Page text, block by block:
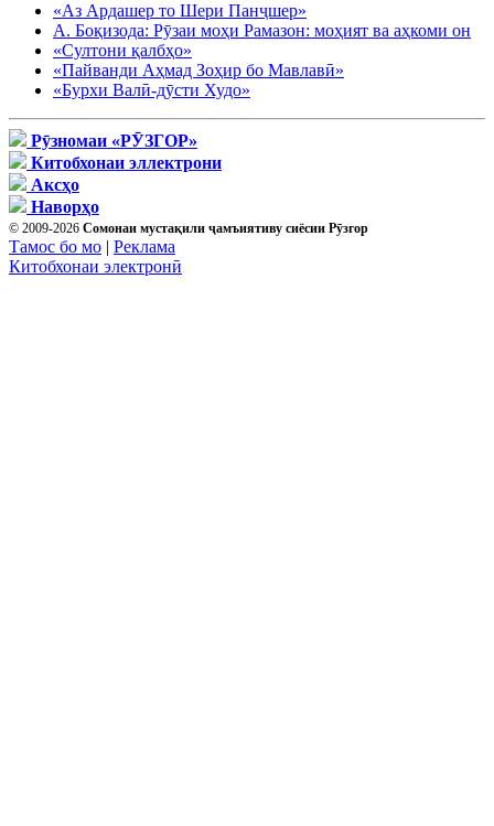
«Аз Ардашер то Шери Панҷшер»
А. Боқизода: Рӯзаи моҳи Рамазон: моҳият ва аҳкоми он
«Султони қалбҳо»
«Пайванди Аҳмад Зоҳир бо Мавлавӣ»
«Бурхи Валӣ-дӯсти Худо»
Рӯзномаи «РӮЗГОР»
Китобхонаи эллектрони
Аксҳо
Наворҳо
© 2009-2026 Сомонаи мустақили ҷамъиятиву сиёсии Рӯзгор
Тамос бо мо | Реклама
Китобхонаи электронӣ